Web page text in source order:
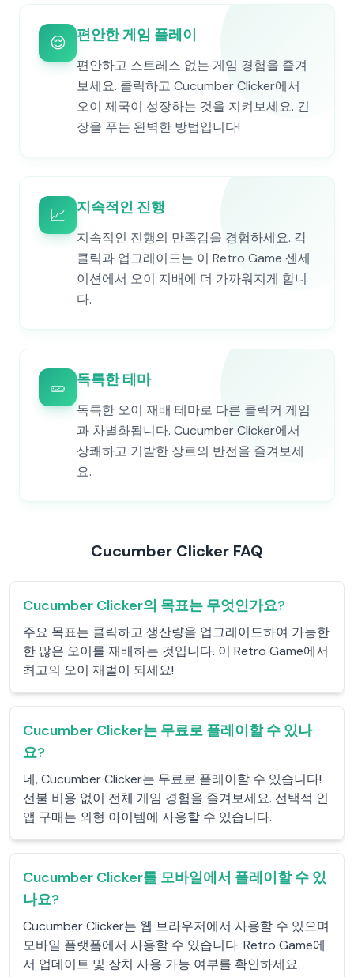
😌 편안한 게임 플레이
편안하고 스트레스 없는 게임 경험을 즐겨
보세요. 클릭하고 Cucumber Clicker에서
오이 제국이 성장하는 것을 지켜보세요. 긴
장을 푸는 완벽한 방법입니다!
📈 지속적인 진행
지속적인 진행의 만족감을 경험하세요. 각
클릭과 업그레이드는 이 Retro Game 센세
이션에서 오이 지배에 더 가까워지게 합니
다.
🥒 독특한 테마
독특한 오이 재배 테마로 다른 클릭커 게임
과 차별화됩니다. Cucumber Clicker에서
상쾌하고 기발한 장르의 반전을 즐겨보세
요.
Cucumber Clicker FAQ
Cucumber Clicker의 목표는 무엇인가요?
주요 목표는 클릭하고 생산량을 업그레이드하여 가능한
한 많은 오이를 재배하는 것입니다. 이 Retro Game에서
최고의 오이 재벌이 되세요!
Cucumber Clicker는 무료로 플레이할 수 있나
요?
네, Cucumber Clicker는 무료로 플레이할 수 있습니다!
선불 비용 없이 전체 게임 경험을 즐겨보세요. 선택적 인
앱 구매는 외형 아이템에 사용할 수 있습니다.
Cucumber Clicker를 모바일에서 플레이할 수 있
나요?
Cucumber Clicker는 웹 브라우저에서 사용할 수 있으며
모바일 플랫폼에서 사용할 수 있습니다. Retro Game에
서 업데이트 및 장치 사용 가능 여부를 확인하세요.